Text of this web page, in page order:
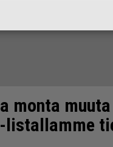
monta
listallamme